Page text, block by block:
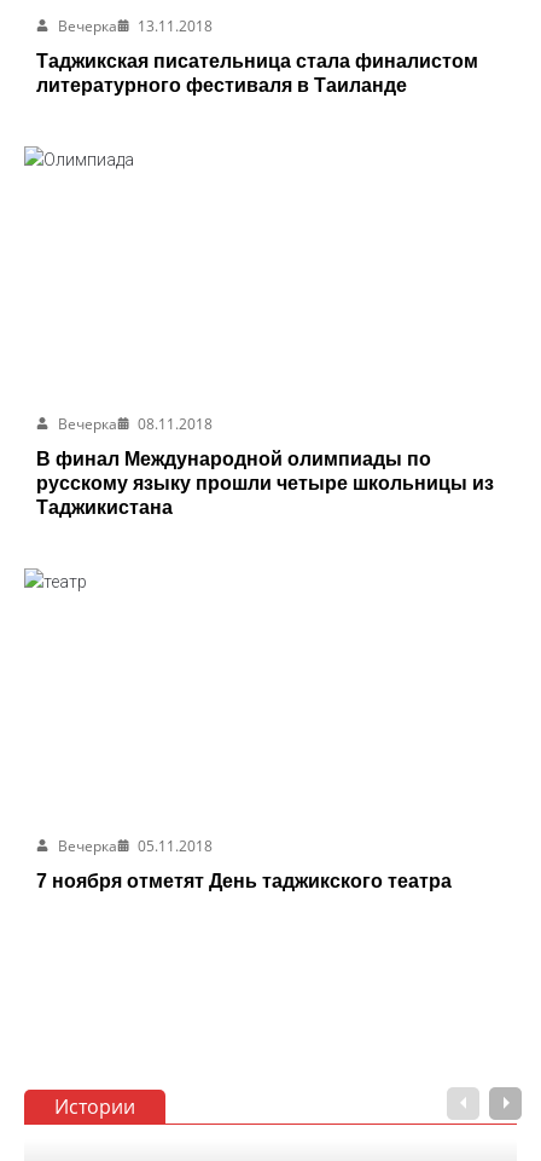
Вечерка
13.11.2018
Таджикская писательница стала финалистом
литературного фестиваля в Таиланде
Вечерка
08.11.2018
В финал Международной олимпиады по
русскому языку прошли четыре школьницы из
Таджикистана
Вечерка
05.11.2018
7 ноября отметят День таджикского театра
Истории